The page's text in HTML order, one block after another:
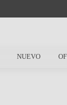
NUEVO